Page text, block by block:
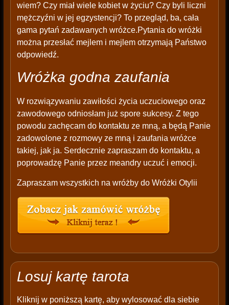
wiem? Czy miał wiele kobiet w życiu? Czy byli liczni
mężczyźni w jej egzystencji? To przegląd, ba, cała
gama pytań zadawanych wróżce.Pytania do wróżki
można przesłać mejlem i mejlem otrzymają Państwo
odpowiedź.
Wróżka godna zaufania
W rozwiązywaniu zawiłości życia uczuciowego oraz
zawodowego odniosłam już spore sukcesy. Z tego
powodu zachęcam do kontaktu ze mną, a będą Panie
zadowolone z rozmowy ze mną i zaufania wróżce
takiej, jak ja. Serdecznie zapraszam do kontaktu, a
poprowadzę Panie przez meandry uczuć i emocji.
Zapraszam wszystkich na wróżby do Wróżki Otylii
Losuj kartę tarota
Kliknij w poniższą kartę, aby wylosować dla siebie